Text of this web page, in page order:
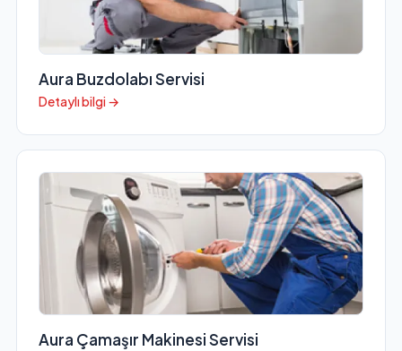
Aura Buzdolabı Servisi
Detaylı bilgi →
Aura Çamaşır Makinesi Servisi